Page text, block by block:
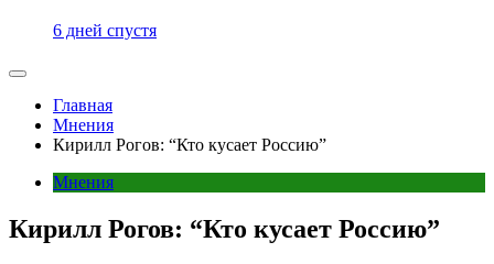
6 дней спустя
Главная
Мнения
Кирилл Рогов: “Кто кусает Россию”
Мнения
Кирилл Рогов: “Кто кусает Россию”